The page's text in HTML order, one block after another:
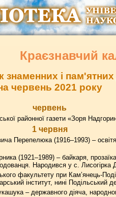
Краєзнавчий
знаменних і
червень 2021 року
червень
районної газети «Зоря
1 червня
Перепелюка (1916–1993) –
(1921–1989) – байкаря,
Народився у с. Лисогірка
факультету при Кам’янець-
інститут, нині Подільський
– державного діяча,